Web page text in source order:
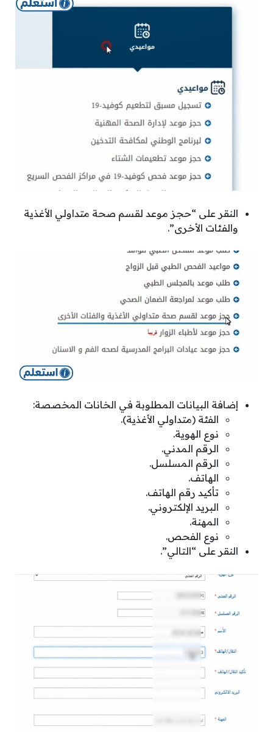
النقر على “حجز موعد لقسم صحة متداولي الأغذية
والفئات الأخرى”.
إضافة البيانات المطلوبة في الخانات المخصصة:
الفئة (متداولي الأغذية).
نوع الهوية.
الرقم المدني.
الرقم المسلسل.
الهاتف.
تأكيد رقم الهاتف.
البريد الإلكتروني.
المهنة.
نوع الفحص.
النقر على “التالي”.